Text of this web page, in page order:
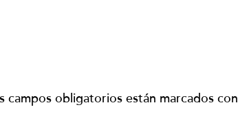
campos obligatorios están marcados con